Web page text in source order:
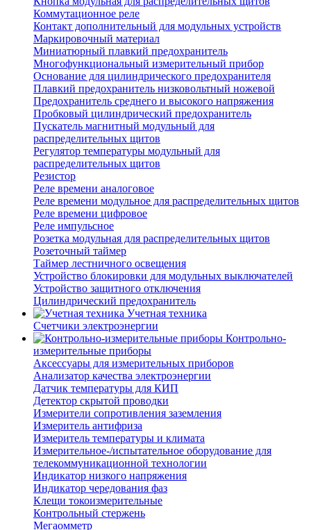
Коммутационное реле
Контакт дополнительный для модульных устройств
Маркировочный материал
Миниатюрный плавкий предохранитель
Многофункциональный измерительный прибор
Основание для цилиндрического предохранителя
Плавкий предохранитель низковольтный ножевой
Предохранитель среднего и высокого напряжения
Пробковый цилиндрический предохранитель
Пускатель магнитный модульный для
распределительных щитов
Регулятор температуры модульный для
распределительных щитов
Резистор
Реле времени аналоговое
Реле времени модульное для распределительных щитов
Реле времени цифровое
Реле импульсное
Розетка модульная для распределительных щитов
Розеточный таймер
Таймер лестничного освещения
Устройство блокировки для модульных выключателей
Устройство защитного отключения
Цилиндрический предохранитель
Учетная техника
Счетчики электроэнергии
Контрольно-
измерительные приборы
Аксессуары для измерительных приборов
Анализатор качества электроэнергии
Датчик температуры для КИП
Детектор скрытой проводки
Измерители сопротивления заземления
Измеритель антифриза
Измеритель температуры и климата
Измерительное-/испытательное оборудование для
телекоммуникационной технологии
Индикатор низкого напряжения
Индикатор чередования фаз
Клещи токоизмерительные
Контрольный стержень
Мегаомметр